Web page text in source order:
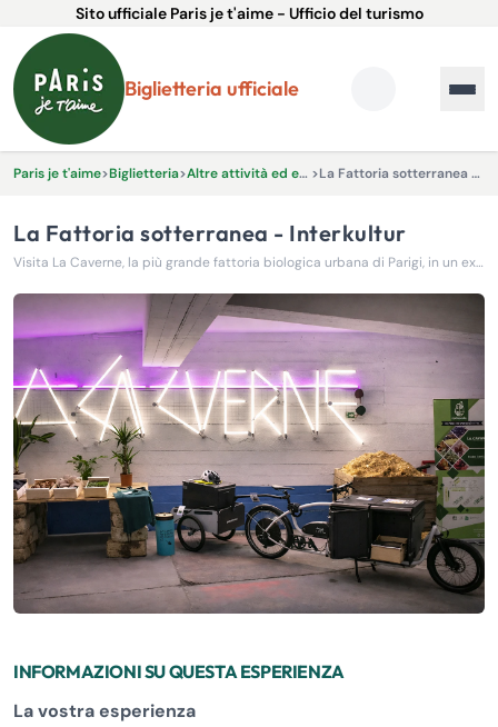
Sito ufficiale Paris je t'aime - Ufficio del turismo
Biglietteria ufficiale
Paris je t'aime>Biglietteria> Altre attività ed esperienze > La Fattoria sotterranea - Interkultur
La Fattoria sotterranea - Interkultur
Visita La Caverne, la più grande fattoria biologica urbana di Parigi, in un ex parcheggio sotterraneo nel 18° arrondissement!
INFORMAZIONI SU QUESTA ESPERIENZA
La vostra esperienza